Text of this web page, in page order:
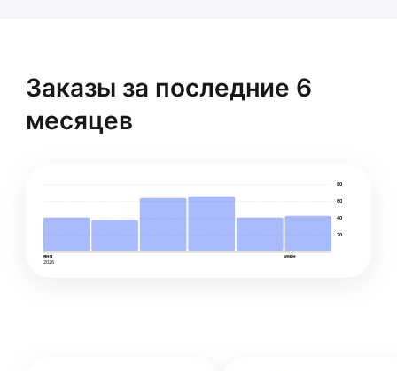
Заказы за последние 6
месяцев
20
40
60
80
янв
2026
июн